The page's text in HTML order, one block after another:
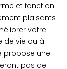
et fonction
plaisants
votre
de vie ou à
propose une
pas de